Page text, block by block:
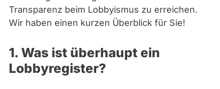
Archiv
Über uns
Transparenz beim Lobbyismus zu erreichen.
Wir haben einen kurzen Überblick für Sie!
1. Was ist überhaupt ein
Lobbyregister?